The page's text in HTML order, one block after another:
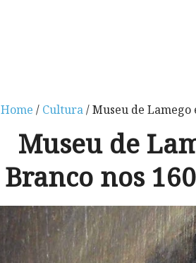
Home / Cultura/ Museu de Lamego
Museu de
Branco nos